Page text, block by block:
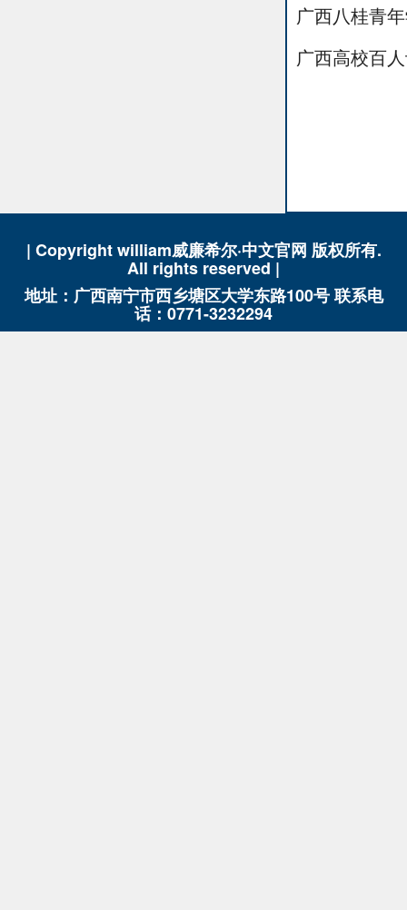
广西八桂青
广西高校百
| Copyright william威廉希尔·中文官网 版权所有.
All rights reserved |
地址：广西南宁市西乡塘区大学东路100号 联系电
话：0771-3232294